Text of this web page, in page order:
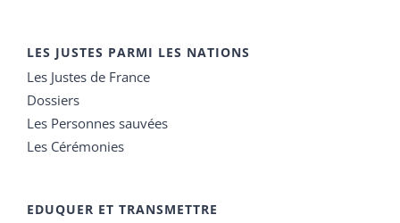
LES JUSTES PARMI LES NATIONS
Les Justes de France
Dossiers
Les Personnes sauvées
Les Cérémonies
EDUQUER ET TRANSMETTRE